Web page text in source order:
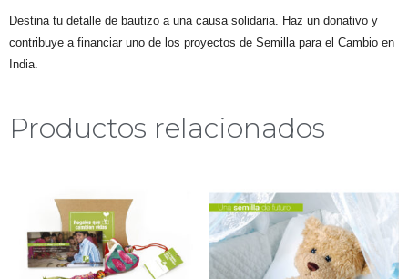
Destina tu detalle de bautizo a una causa solidaria. Haz un donativo y
contribuye a financiar uno de los proyectos de Semilla para el Cambio en
India.
Productos relacionados